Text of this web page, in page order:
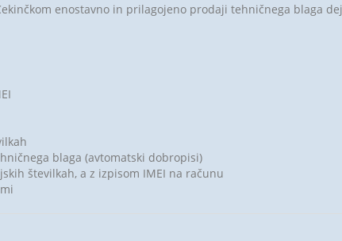
enostavno in prilagojeno prodaji tehničnega blaga
blaga (avtomatski dobropisi)
številkah, a z izpisom IMEI na računu